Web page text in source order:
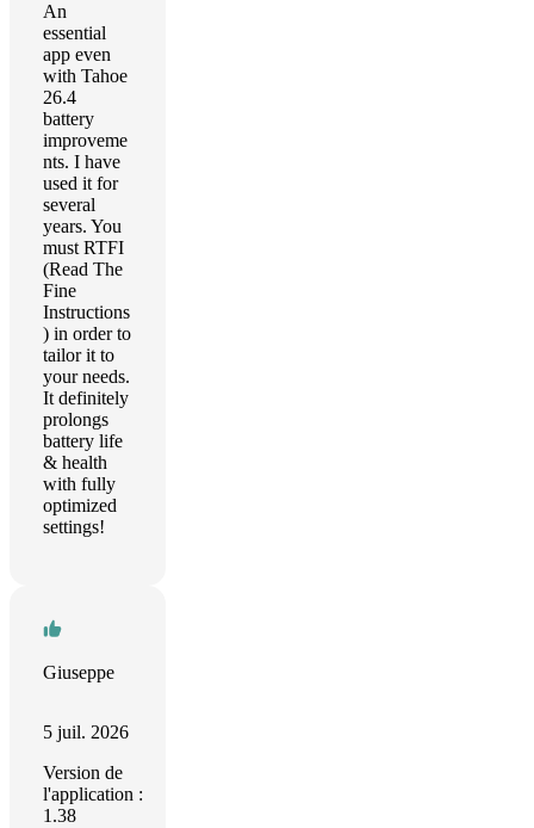
An
essential
app even
with Tahoe
26.4
battery
improveme
nts. I have
used it for
several
years. You
must RTFI
(Read The
Fine
Instructions
) in order to
tailor it to
your needs.
It definitely
prolongs
battery life
& health
with fully
optimized
settings!
Giuseppe
5 juil. 2026
Version de
l'application :
1.38